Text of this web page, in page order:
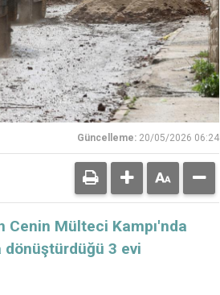
Güncelleme: 20/05/2026 06:24
Cenin Mülteci Kampı'nda
dönüştürdüğü 3 evi